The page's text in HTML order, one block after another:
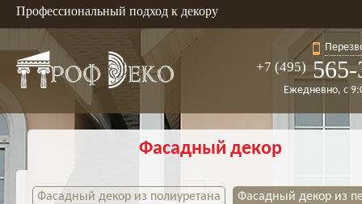
Профессиональный подход к декору
+7 (495)
Ежедневно, с
Фасадный декор
Фасадный декор из полиуретана
Фасадный декор из